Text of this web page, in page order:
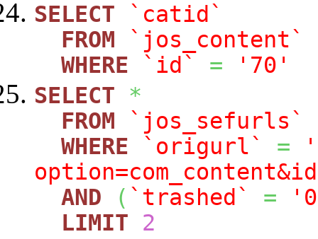
SELECT
`catid`
FROM
`jos_content`
WHERE
`id` =
'70'
SELECT
*
FROM
`jos_sefurls`
WHERE
`origurl` =
AND
( `trashed` =
LIMIT
2